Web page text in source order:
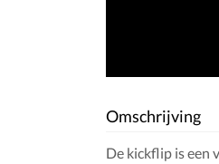
Omschrijving
De kickflip is een